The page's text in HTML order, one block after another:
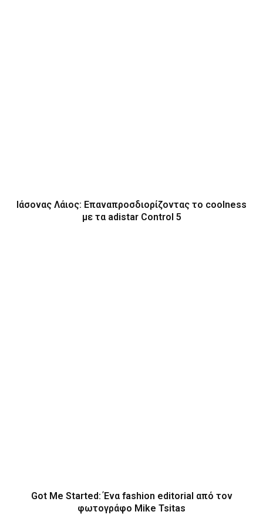
Ιάσονας Λάιος: Επαναπροσδιορίζοντας το coolness
με τα adistar Control 5
Got Me Started: Ένα fashion editorial από τον
φωτογράφο Mike Tsitas